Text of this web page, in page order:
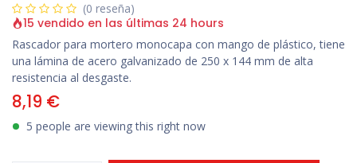
(0 reseña)
15 vendido en las últimas 24 hours
Rascador para mortero monocapa con mango de plástico, tiene
una lámina de acero galvanizado de 250 x 144 mm de alta
resistencia al desgaste.
8,19 €
5 people are viewing this right now